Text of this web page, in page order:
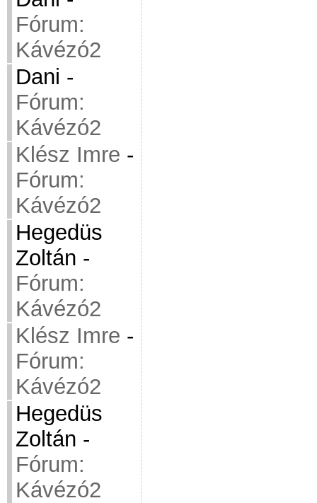
Fórum:
Kávézó2
Dani -
Fórum:
Kávézó2
Klész Imre -
Fórum:
Kávézó2
Hegedüs
Zoltán -
Fórum:
Kávézó2
Klész Imre -
Fórum:
Kávézó2
Hegedüs
Zoltán -
Fórum:
Kávézó2